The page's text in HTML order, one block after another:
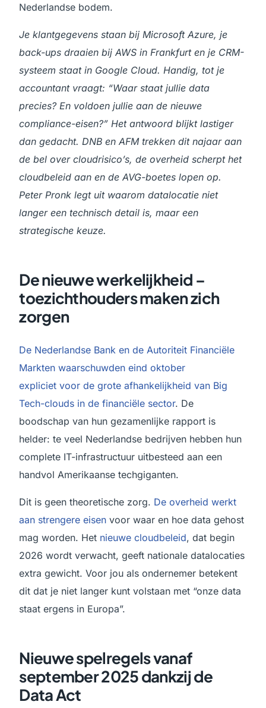
Nederlandse bodem.
Je klantgegevens staan bij Microsoft Azure, je
back-ups draaien bij AWS in Frankfurt en je CRM-
systeem staat in Google Cloud. Handig, tot je
accountant vraagt: “Waar staat jullie data
precies? En voldoen jullie aan de nieuwe
compliance-eisen?” Het antwoord blijkt lastiger
dan gedacht. DNB en AFM trekken dit najaar aan
de bel over cloudrisico’s, de overheid scherpt het
cloudbeleid aan en de AVG-boetes lopen op.
Peter Pronk legt uit waarom datalocatie niet
langer een technisch detail is, maar een
strategische keuze.
De nieuwe werkelijkheid –
toezichthouders maken zich
zorgen
De Nederlandse Bank en de Autoriteit Financiële
Markten waarschuwden eind oktober
expliciet voor de grote afhankelijkheid van Big
Tech-clouds in de financiële sector. De
boodschap van hun gezamenlijke rapport is
helder: te veel Nederlandse bedrijven hebben hun
complete IT-infrastructuur uitbesteed aan een
handvol Amerikaanse techgiganten.
Dit is geen theoretische zorg. De overheid werkt
aan strengere eisen voor waar en hoe data gehost
mag worden. Het nieuwe cloudbeleid, dat begin
2026 wordt verwacht, geeft nationale datalocaties
extra gewicht. Voor jou als ondernemer betekent
dit dat je niet langer kunt volstaan met “onze data
staat ergens in Europa”.
Nieuwe spelregels vanaf
september 2025 dankzij de
Data Act